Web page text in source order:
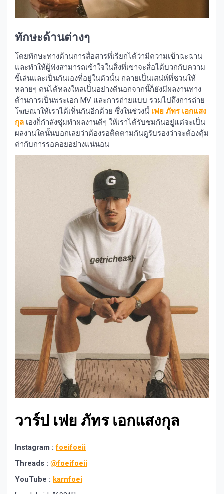
ทักษะด้านต่างๆ
โดยทักษะทางด้านการสื่อสารที่เรียกได้ว่ามีความเข้าฉะฉาน
และทำให้ผู้ฟังสามารถเข้าใจในสิ่งที่เขาจะสื่อได้บวกกับความ
ขี้เล่นและเป็นกันเองที่อยู่ในตัวนั้น กลายเป็นเสน่ห์ที่ชวนให้
หลายๆ คนได้หลงใหลเป็นอย่างดีนอกจากนี้ก็ยังมีผลงานทาง
ด้านการเป็นพระเอก MV และการถ่ายแบบ รวมไปถึงการถ่าย
โฆษณาให้เราได้เห็นกันอีกด้วย ซึ่งในช่วงนี้ เฟย ภัทร เอกแสง
กุล เองก็กำลังซุ่มทำผลงานดีๆ ให้เราได้รับชมกันอยู่แต่จะเป็น
ผลงานใดนั้นบอกเลยว่าต้องรอติดตามกันดูรับรองว่าจะต้องคุ้ม
ค่ากับการรอคอยอย่างแน่นอน
วาร์ป เฟย ภัทร เอกแสงกุล
Instagram :foeifoeii
Threads : @foeifoeii
YouTube : karnfoei